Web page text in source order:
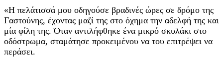
«Η πελάτισσά μου οδηγούσε βραδινές ώρες σε δρόμο της
Γαστούνης, έχοντας μαζί της στο όχημα την αδελφή της και
μία φίλη της. Όταν αντιλήφθηκε ένα μικρό σκυλάκι στο
οδόστρωμα, σταμάτησε προκειμένου να του επιτρέψει να
περάσει.